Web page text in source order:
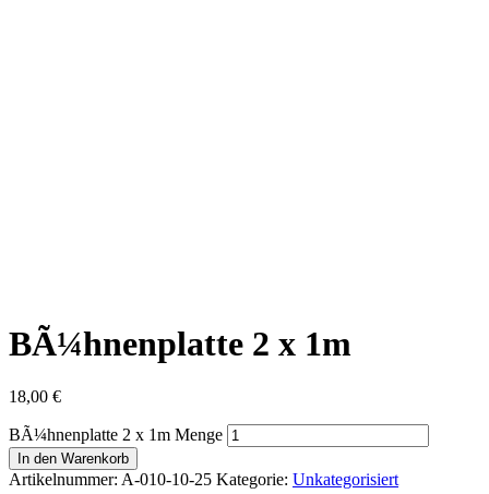
BÃ¼hnenplatte 2 x 1m
18,00 €
BÃ¼hnenplatte 2 x 1m Menge
In den Warenkorb
Artikelnummer: A-010-10-25 Kategorie: Unkategorisiert